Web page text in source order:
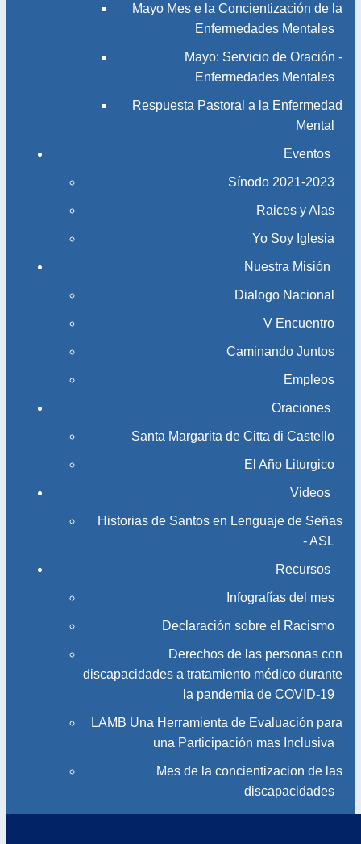
Mayo Mes e la Concientización de la
Enfermedades Mentales
Mayo: Servicio de Oración -
Enfermedades Mentales
Respuesta Pastoral a la Enfermedad
Mental
Eventos
Sínodo 2021-2023​​​​​​​
Raices y Alas
Yo Soy Iglesia
Nuestra Misión
Dialogo Nacional
V Encuentro
Caminando Juntos
Empleos
Oraciones
Santa Margarita de Citta di Castello
El Año Liturgico
Videos
Historias de Santos en Lenguaje de Señas
- ASL
Recursos
Infografías del mes
Declaración sobre el Racismo
Derechos de las personas con
discapacidades a tratamiento médico durante
la pandemia de COVID-19
LAMB Una Herramienta de Evaluación para
una Participación mas Inclusiva
Mes de la concientizacion de las
discapacidades